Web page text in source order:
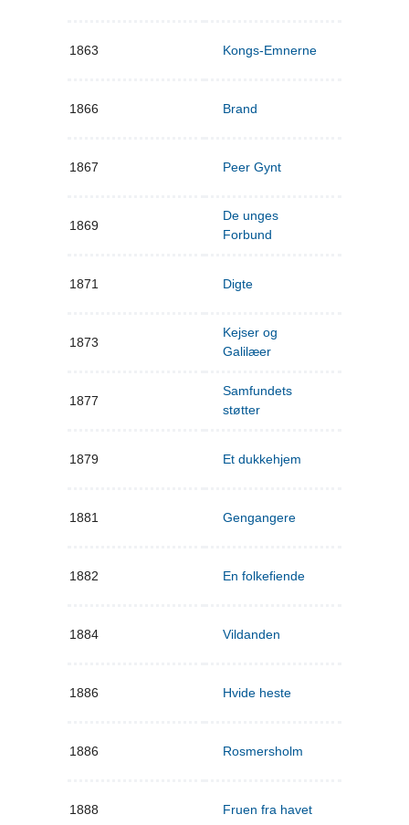
1863 Kongs-Emnerne
1866 Brand
1867 Peer Gynt
1869
De unges
Forbund
1871 Digte
1873
Kejser og
Galilæer
1877
Samfundets
støtter
1879 Et dukkehjem
1881 Gengangere
1882 En folkefiende
1884 Vildanden
1886 Hvide heste
1886 Rosmersholm
1888 Fruen fra havet